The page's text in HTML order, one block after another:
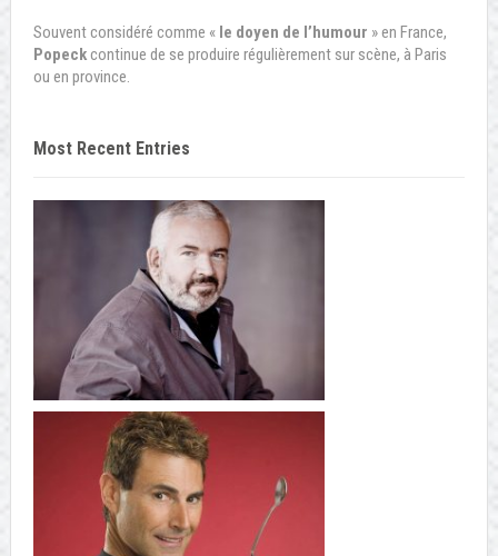
Souvent considéré comme « le doyen de l’humour » en France,
Popeckcontinue de se produire régulièrement sur scène, à Paris
ou en province.
Most Recent Entries